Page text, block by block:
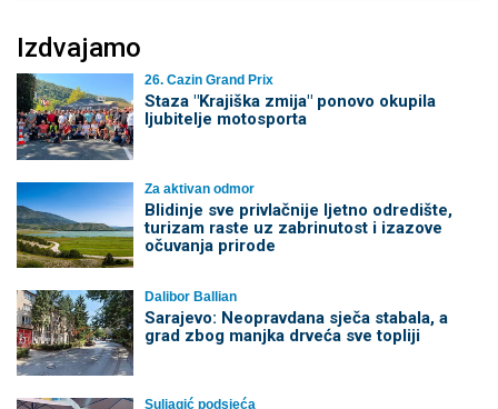
Izdvajamo
26. Cazin Grand Prix
Staza "Krajiška zmija" ponovo okupila
ljubitelje motosporta
Za aktivan odmor
Blidinje sve privlačnije ljetno odredište,
turizam raste uz zabrinutost i izazove
očuvanja prirode
Dalibor Ballian
Sarajevo: Neopravdana sječa stabala, a
grad zbog manjka drveća sve topliji
Suljagić podsjeća